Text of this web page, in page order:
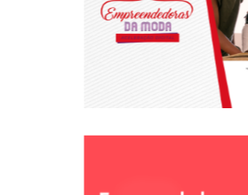
Empreendedoras